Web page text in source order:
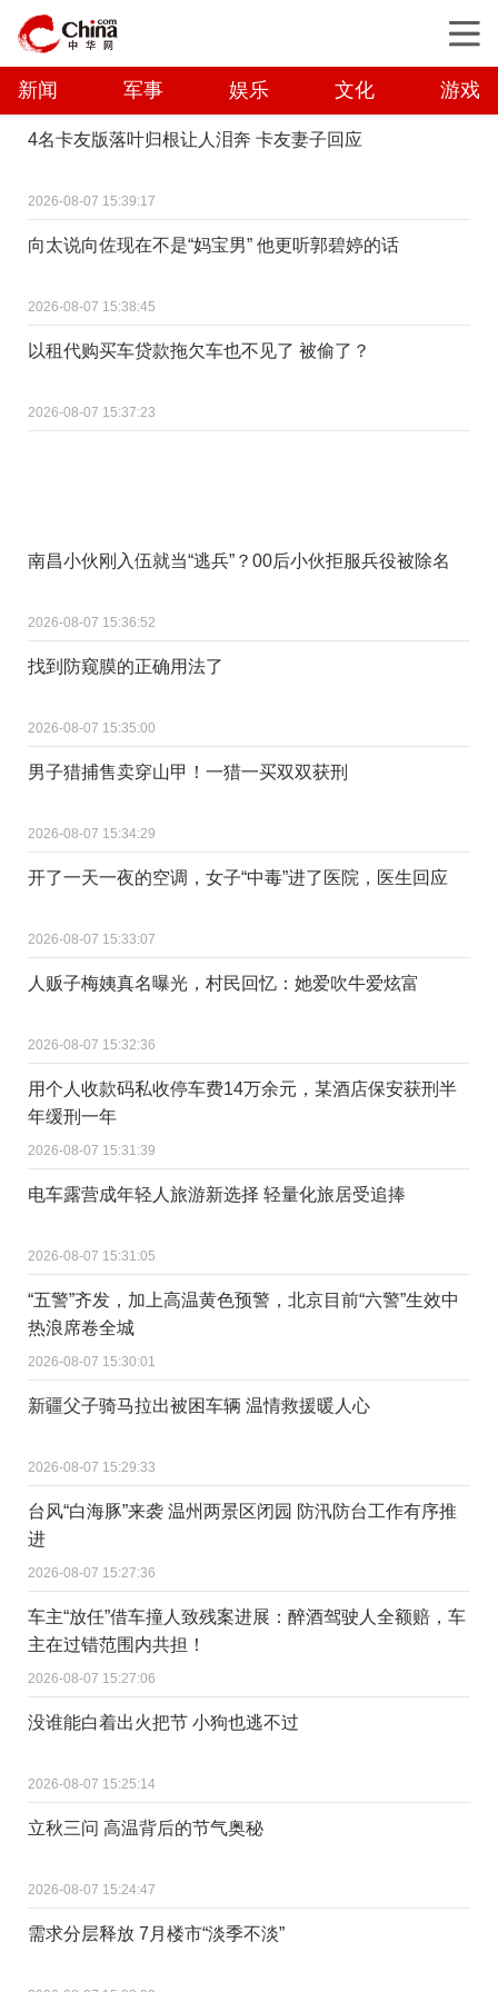
新闻 军事 娱乐 文化 游戏
4名卡友版落叶归根让人泪奔 卡友妻子回应
2026-08-07 15:39:17
向太说向佐现在不是“妈宝男” 他更听郭碧婷的话
2026-08-07 15:38:45
以租代购买车贷款拖欠车也不见了 被偷了？
2026-08-07 15:37:23
南昌小伙刚入伍就当“逃兵”？00后小伙拒服兵役被除名
2026-08-07 15:36:52
找到防窥膜的正确用法了 ​
2026-08-07 15:35:00
男子猎捕售卖穿山甲！一猎一买双双获刑
2026-08-07 15:34:29
开了一天一夜的空调，女子“中毒”进了医院，医生回应
2026-08-07 15:33:07
人贩子梅姨真名曝光，村民回忆：她爱吹牛爱炫富
2026-08-07 15:32:36
用个人收款码私收停车费14万余元，某酒店保安获刑半
年缓刑一年
2026-08-07 15:31:39
电车露营成年轻人旅游新选择 轻量化旅居受追捧
2026-08-07 15:31:05
“五警”齐发，加上高温黄色预警，北京目前“六警”生效中
热浪席卷全城
2026-08-07 15:30:01
新疆父子骑马拉出被困车辆 温情救援暖人心
2026-08-07 15:29:33
台风“白海豚”来袭 温州两景区闭园 防汛防台工作有序推
进
2026-08-07 15:27:36
车主“放任”借车撞人致残案进展：醉酒驾驶人全额赔，车
主在过错范围内共担！
2026-08-07 15:27:06
没谁能白着出火把节 小狗也逃不过
2026-08-07 15:25:14
立秋三问 高温背后的节气奥秘
2026-08-07 15:24:47
需求分层释放 7月楼市“淡季不淡”